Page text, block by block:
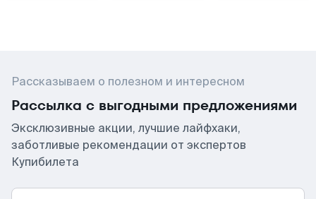
Рассказываем о полезном и интересном
Рассылка с выгодными предложениями
Эксклюзивные акции, лучшие лайфхаки,
заботливые рекомендации от экспертов
Купибилета